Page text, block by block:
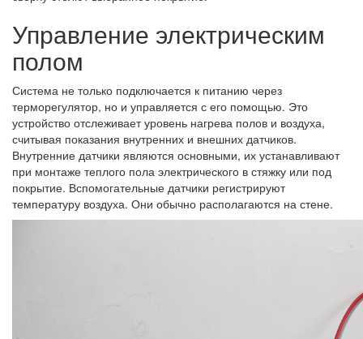
Управление электрическим
полом
Система не только подключается к питанию через
терморегулятор, но и управляется с его помощью. Это
устройство отслеживает уровень нагрева полов и воздуха,
считывая показания внутренних и внешних датчиков.
Внутренние датчики являются основными, их устанавливают
при монтаже теплого пола электрического в стяжку или под
покрытие. Вспомогательные датчики регистрируют
температуру воздуха. Они обычно располагаются на стене.